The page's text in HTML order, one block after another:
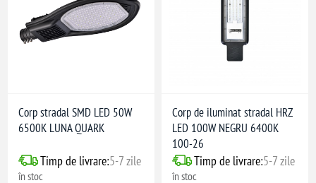
Corp stradal SMD LED 50W
6500K LUNA QUARK
Timp de livrare:5-7 zile
în stoc
Corp de iluminat stradal HRZ
LED 100W NEGRU 6400K
100-26
Timp de livrare:5-7 zile
în stoc